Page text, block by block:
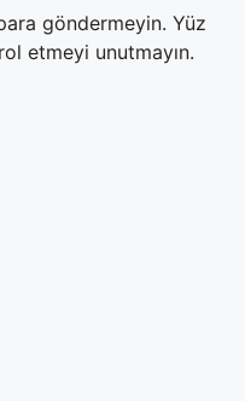
göndermeyin. Yüz
etmeyi unutmayın.